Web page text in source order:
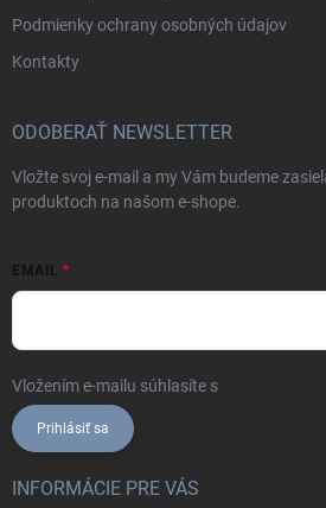
Podmienky ochrany osobných údajov
Kontakty
ODOBERAŤ NEWSLETTER
Vložte svoj e-mail a my Vám budeme
produktoch na našom e-shope.
EMAIL
Vložením e-mailu súhlasíte s
Prihlásiť sa
INFORMÁCIE PRE VÁS